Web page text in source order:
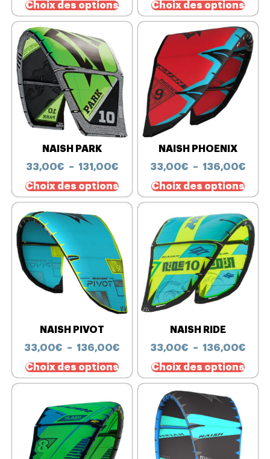
Choix des options
Choix des options
NAISH PARK
33,00€ – 131,00€
Choix des options
NAISH PHOENIX
33,00€ – 136,00€
Choix des options
NAISH PIVOT
33,00€ – 136,00€
Choix des options
NAISH RIDE
33,00€ – 136,00€
Choix des options